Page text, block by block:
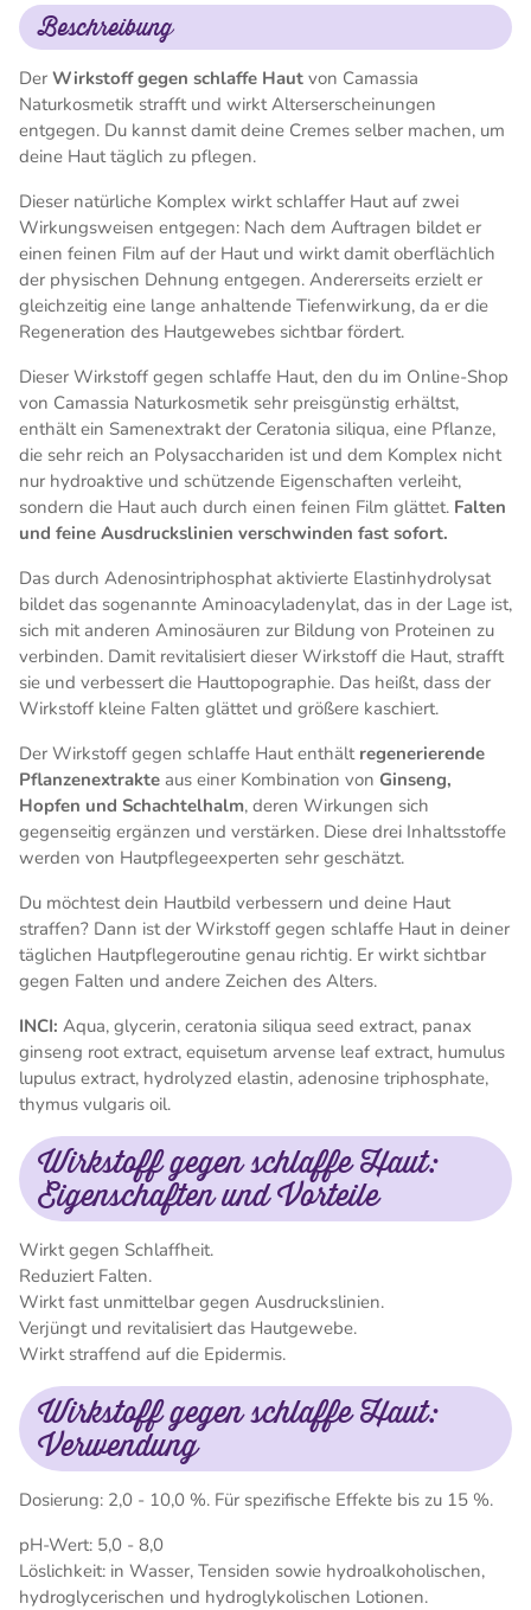
Beschreibung
Der Wirkstoff gegen schlaffe Haut von Camassia
Naturkosmetik strafft und wirkt Alterserscheinungen
entgegen. Du kannst damit deine Cremes selber machen, um
deine Haut täglich zu pflegen.
Dieser natürliche Komplex wirkt schlaffer Haut auf zwei
Wirkungsweisen entgegen: Nach dem Auftragen bildet er
einen feinen Film auf der Haut und wirkt damit oberflächlich
der physischen Dehnung entgegen. Andererseits erzielt er
gleichzeitig eine lange anhaltende Tiefenwirkung, da er die
Regeneration des Hautgewebes sichtbar fördert.
Dieser Wirkstoff gegen schlaffe Haut, den du im Online-Shop
von Camassia Naturkosmetik sehr preisgünstig erhältst,
enthält ein Samenextrakt der Ceratonia siliqua, eine Pflanze,
die sehr reich an Polysacchariden ist und dem Komplex nicht
nur hydroaktive und schützende Eigenschaften verleiht,
sondern die Haut auch durch einen feinen Film glättet. Falten
und feine Ausdruckslinien verschwinden fast sofort.
Das durch Adenosintriphosphat aktivierte Elastinhydrolysat
bildet das sogenannte Aminoacyladenylat, das in der Lage ist,
sich mit anderen Aminosäuren zur Bildung von Proteinen zu
verbinden. Damit revitalisiert dieser Wirkstoff die Haut, strafft
sie und verbessert die Hauttopographie. Das heißt, dass der
Wirkstoff kleine Falten glättet und größere kaschiert.
Der Wirkstoff gegen schlaffe Haut enthältregenerierende
Pflanzenextrakte aus einer Kombination von Ginseng,
Hopfen und Schachtelhalm, deren Wirkungen sich
gegenseitig ergänzen und verstärken. Diese drei Inhaltsstoffe
werden von Hautpflegeexperten sehr geschätzt.
Du möchtest dein Hautbild verbessern und deine Haut
straffen? Dann ist der Wirkstoff gegen schlaffe Haut in deiner
täglichen Hautpflegeroutine genau richtig. Er wirkt sichtbar
gegen Falten und andere Zeichen des Alters.
INCI: Aqua, glycerin, ceratonia siliqua seed extract, panax
ginseng root extract, equisetum arvense leaf extract, humulus
lupulus extract, hydrolyzed elastin, adenosine triphosphate,
thymus vulgaris oil.
Wirkstoff gegen schlaffe Haut:
Eigenschaften und Vorteile
Wirkt gegen Schlaffheit.
Reduziert Falten.
Wirkt fast unmittelbar gegen Ausdruckslinien.
Verjüngt und revitalisiert das Hautgewebe.
Wirkt straffend auf die Epidermis.
Wirkstoff gegen schlaffe Haut:
Verwendung
Dosierung: 2,0 - 10,0 %. Für spezifische Effekte bis zu 15 %.
pH-Wert: 5,0 - 8,0
Löslichkeit: in Wasser, Tensiden sowie hydroalkoholischen,
hydroglycerischen und hydroglykolischen Lotionen.